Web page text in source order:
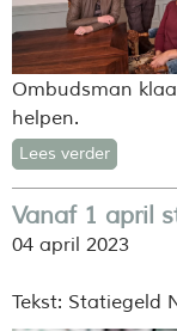
Ombudsman
helpen.
Lees verder
Vanaf 1 april
04 april 2023
Tekst: Statiegeld